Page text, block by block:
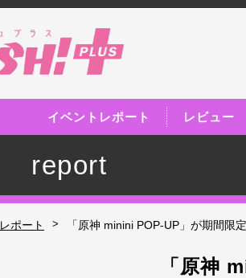
イベントレポート レビュー
report
レポート > 「原神 minini POP-UP」が期間限
「原神